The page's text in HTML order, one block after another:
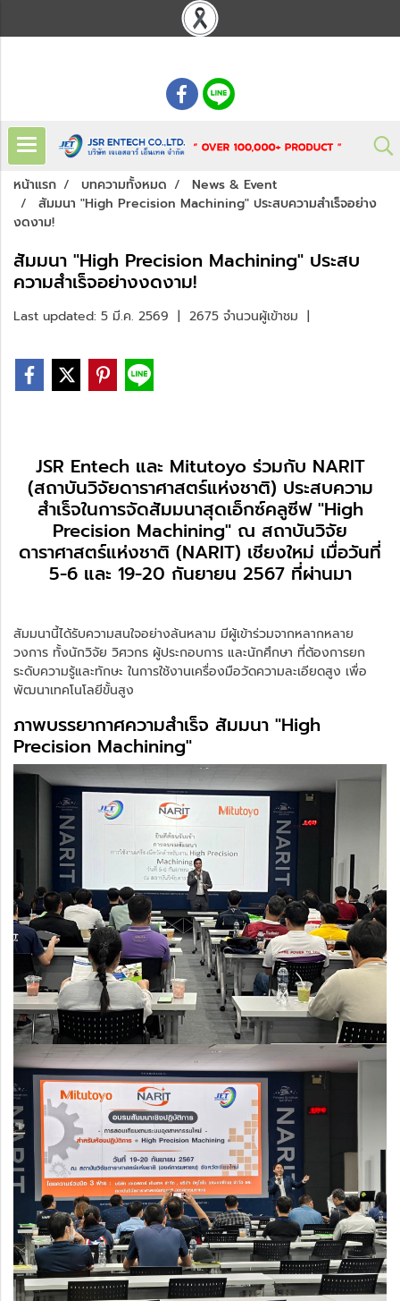
หน้าแรก บทความทั้งหมด
News & Event
สัมมนา "High Precision Machining" ประสบความสำเร็จอย่าง
งดงาม!
สัมมนา "High Precision Machining" ประสบ
ความสำเร็จอย่างงดงาม!
Last updated: 5 มี.ค. 2569 | 2675 จำนวนผู้เข้าชม |
JSR Entech และ Mitutoyo ร่วมกับ NARIT
(สถาบันวิจัยดาราศาสตร์แห่งชาติ) ประสบความ
สำเร็จในการจัดสัมมนาสุดเอ็กซ์คลูซีฟ "High
Precision Machining" ณ สถาบันวิจัย
ดาราศาสตร์แห่งชาติ (NARIT) เชียงใหม่ เมื่อวันที่
5-6 และ 19-20 กันยายน 2567 ที่ผ่านมา
สัมมนานี้ได้รับความสนใจอย่างล้นหลาม มีผู้เข้าร่วมจากหลากหลาย
วงการ ทั้งนักวิจัย วิศวกร ผู้ประกอบการ และนักศึกษา ที่ต้องการยก
ระดับความรู้และทักษะ ในการใช้งานเครื่องมือวัดความละเอียดสูง เพื่อ
พัฒนาเทคโนโลยีขั้นสูง
ภาพบรรยากาศความสำเร็จ สัมมนา "High
Precision Machining"